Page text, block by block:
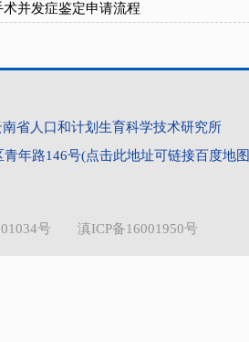
并发症鉴定申请流程
省人口和计划生育科学技术研究所
年路146号(点击此地址可链接百度地
号 滇ICP备16001950号